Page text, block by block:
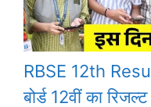
RBSE 12th
बोर्ड 12वीं का